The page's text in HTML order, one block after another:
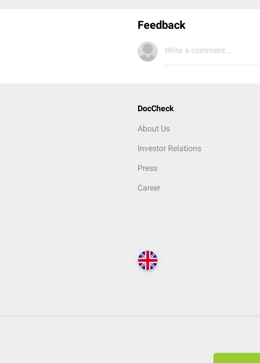
Feedback
Write a comment...
DocCheck
About Us
Investor Relations
Press
Career